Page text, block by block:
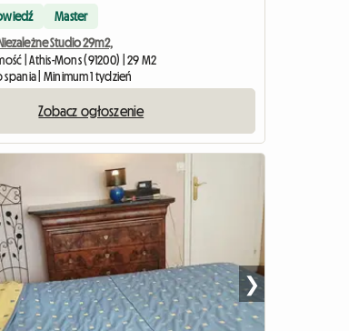
Master
Studio 29m2,
| Athis-Mons (91200) | 29 M2
spania | Minimum 1 tydzień
Zobacz ogłoszenie
❯